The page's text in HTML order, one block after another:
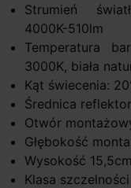
Strumień
4000K-510lm
Temperatura
3000K, biała
Kąt świecenia:
Średnica
Otwór
Głębokość
Wysokość 15,5cm
Klasa